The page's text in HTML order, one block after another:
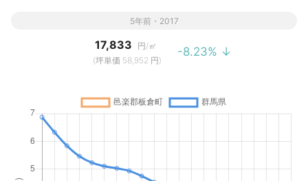
5年前・2017
17,833
円/㎡
(坪単価 58,952 円)
-8.23% ↓